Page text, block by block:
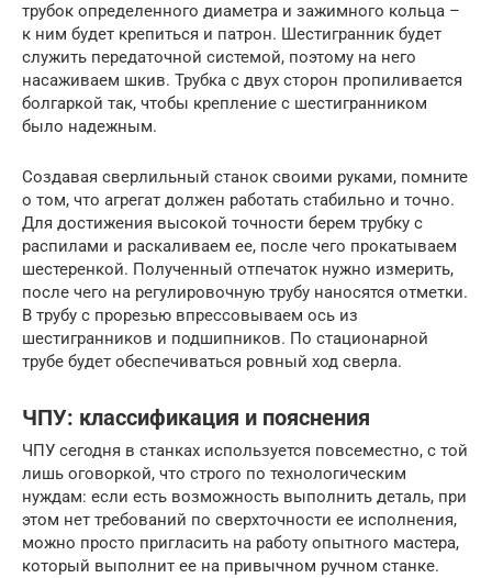
трубок определенного диаметра и зажимного кольца –
к ним будет крепиться и патрон. Шестигранник будет
служить передаточной системой, поэтому на него
насаживаем шкив. Трубка с двух сторон пропиливается
болгаркой так, чтобы крепление с шестигранником
было надежным.
Создавая сверлильный станок своими руками, помните
о том, что агрегат должен работать стабильно и точно.
Для достижения высокой точности берем трубку с
распилами и раскаливаем ее, после чего прокатываем
шестеренкой. Полученный отпечаток нужно измерить,
после чего на регулировочную трубу наносятся отметки.
В трубу с прорезью впрессовываем ось из
шестигранников и подшипников. По стационарной
трубе будет обеспечиваться ровный ход сверла.
ЧПУ: классификация и пояснения
ЧПУ сегодня в станках используется повсеместно, с той
лишь оговоркой, что строго по технологическим
нуждам: если есть возможность выполнить деталь, при
этом нет требований по сверхточности ее исполнения,
можно просто пригласить на работу опытного мастера,
который выполнит ее на привычном ручном станке.